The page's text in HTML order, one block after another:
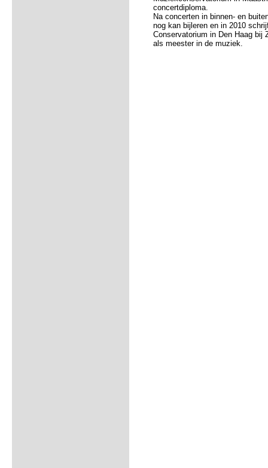
concertdiploma.
Na concerten in binnen- en
nog kan bijleren en in 2010
Conservatorium in Den Haag bij
als meester in de muziek.